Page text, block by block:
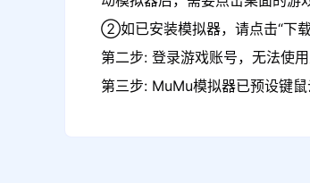
②如已安装模拟器，请点击“下
第二步: 登录游戏账号，无法使
第三步: MuMu模拟器已预设键